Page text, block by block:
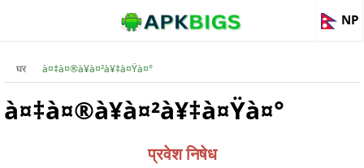
NP
घर à¤‡à¤®à¥à¤²à¥‡à¤Ÿà¤°
à¤‡à¤®à¥à¤²à¥‡à¤Ÿà¤°
प्रवेश निषेध